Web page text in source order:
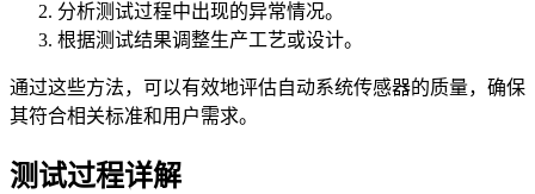
分析测试过程中出现的异常情况。
根据测试结果调整生产工艺或设计。
通过这些方法，可以有效地评估自动系统传感器的质量，确保
其符合相关标准和用户需求。
测试过程详解